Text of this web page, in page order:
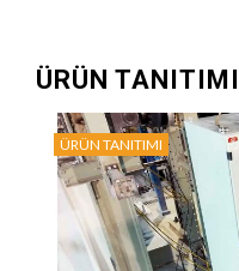
ÜRÜN TANITIMI
ÜRÜN TANITIMI